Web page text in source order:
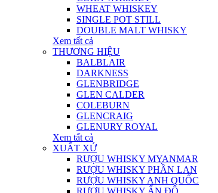
WHEAT WHISKEY
SINGLE POT STILL
DOUBLE MALT WHISKY
Xem tất cả
THƯƠNG HIỆU
BALBLAIR
DARKNESS
GLENBRIDGE
GLEN CALDER
COLEBURN
GLENCRAIG
GLENURY ROYAL
Xem tất cả
XUẤT XỨ
RƯỢU WHISKY MYANMAR
RƯỢU WHISKY PHẦN LAN
RƯỢU WHISKY ANH QUỐC
RƯỢU WHISKY ẤN ĐỘ